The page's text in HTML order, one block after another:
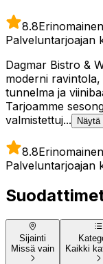
8.8Erinomainen
Palveluntarjoajan
Dagmar Bistro &
moderni
tunnelma ja
Tarjoamme
valmistettuj...
Näytä
8.8Erinomainen
Palveluntarjoajan
Sijainti
Missä vain
Kaikki